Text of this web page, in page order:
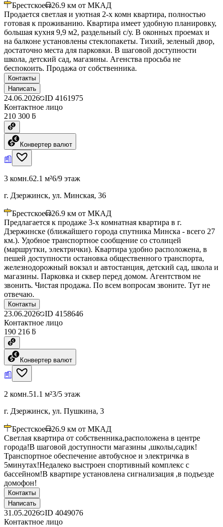
Брестское 26.9 км от МКАД
Продается светлая и уютная 2-х комн квартира, полностью
готовая к проживанию. Квартира имеет удобную планировку,
большая кухня 9,9 м2, раздельный с/у. В оконных проемах и
на балконе установлены стеклопакеты. Тихий, зеленый двор,
достаточно места для парковки. В шаговой доступности
школа, детский сад, магазины. Агенства просьба не
беспокоить. Продажа от собственника.
Контакты
Написать
24.06.2026 ID 4161975
Контактное лицо
210 300 ƃ
Конвертер валют
3 комн.62.1 м²6/9 этаж
г. Дзержинск, ул. Минская, 36
Брестское 26.9 км от МКАД
Предлагается к продаже 3-х комнатная квартира в г.
Дзержинске (ближайшего города спутника Минска - всего 27
км.). Удобное транспортное сообщение со столицей
(маршрутки, электрички). Квартира удобно расположена, в
пешей доступности остановка общественного транспорта,
железнодорожный вокзал и автостанция, детский сад, школа и
магазины. Парковка и сквер перед домом. Агентством не
звонить. Чистая продажа. По всем вопросам звоните. Тут не
отвечаю.
Контакты
23.06.2026 ID 4158646
Контактное лицо
190 216 ƃ
Конвертер валют
2 комн.51.1 м²3/5 этаж
г. Дзержинск, ул. Пушкина, 3
Брестское 26.9 км от МКАД
Светлая квартира от собственника,расположена в центре
города!В шаговой доступности магазины ,школы,садик!
Транспортное обеспечение автобусное и электричка в
5минутах!Недалеко выстроен спортивный комплекс с
бассейном!В квартире установлена сигнализация ,в подъезде
домофон!
Контакты
Написать
31.05.2026 ID 4049076
Контактное лицо